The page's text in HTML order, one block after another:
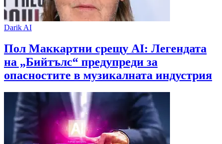
Darik AI
Пол Маккартни срещу AI: Легендата
на „Бийтълс“ предупреди за
опасностите в музикалната индустрия